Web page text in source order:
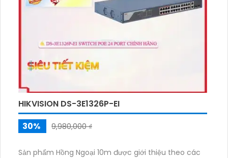
HIKVISION DS-3E1326P-EI
30%
9,980,000 ₫
Sản phẩm Hồng Ngoại 10m được giới thiệu theo các